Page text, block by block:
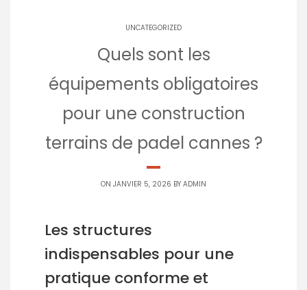
UNCATEGORIZED
Quels sont les
équipements obligatoires
pour une construction
terrains de padel cannes ?
ON JANVIER 5, 2026 BY ADMIN
Les structures
indispensables pour une
pratique conforme et